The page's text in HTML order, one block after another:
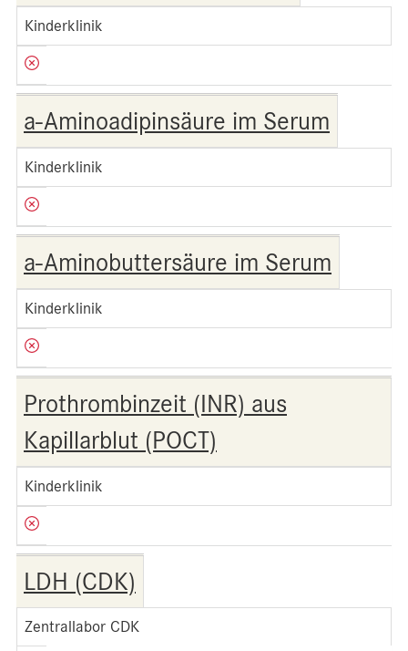
Kinderklinik
a-Aminoadipinsäure im Serum
Kinderklinik
a-Aminobuttersäure im Serum
Kinderklinik
Prothrombinzeit (INR) aus
Kapillarblut (POCT)
Kinderklinik
LDH (CDK)
Zentrallabor CDK